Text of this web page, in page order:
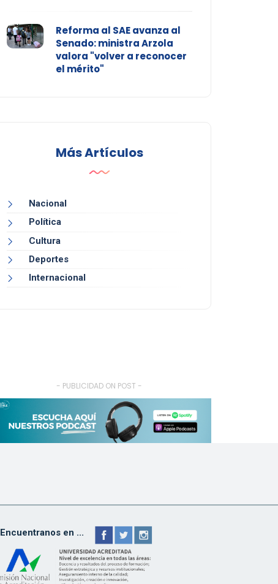
Reforma al SAE avanza al
Senado: ministra Arzola
valora "volver a reconocer
el mérito"
Más Artículos
Nacional
Política
Cultura
Deportes
Internacional
- PUBLICIDAD ON POST -
Encuentranos en ...